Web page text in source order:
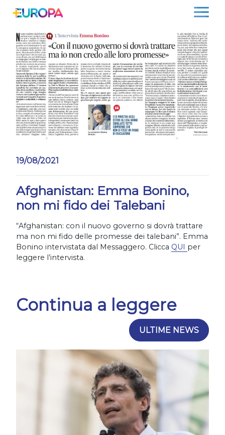
19/08/2021
Afghanistan: Emma Bonino,
non mi fido dei Talebani
“Afghanistan: con il nuovo governo si dovrà trattare
ma non mi fido delle promesse dei talebani”. Emma
Bonino intervistata dal Messaggero. Clicca QUI per
leggere l’intervista.
Continua a leggere
ULTIME NEWS